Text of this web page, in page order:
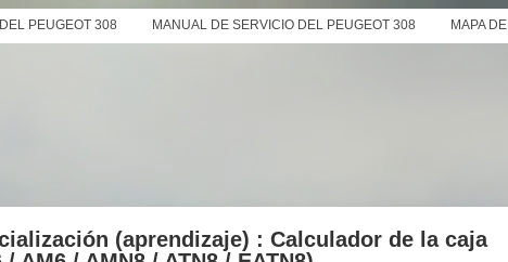
PEUGEOT 308 MANUAL DE SERVICIO DEL PEUGEOT 308 MAPA
(aprendizaje) : Calculador de la caja